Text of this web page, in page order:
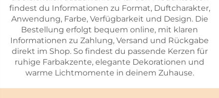
findest du Informationen zu Format, Duftcharakter,
Anwendung, Farbe, Verfügbarkeit und Design. Die
Bestellung erfolgt bequem online, mit klaren
Informationen zu Zahlung, Versand und Rückgabe
direkt im Shop. So findest du passende Kerzen für
ruhige Farbakzente, elegante Dekorationen und
warme Lichtmomente in deinem Zuhause.